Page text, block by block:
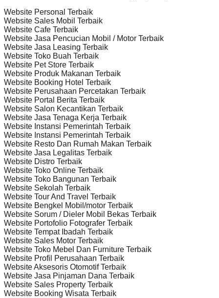
Website Personal Terbaik
Website Sales Mobil Terbaik
Website Cafe Terbaik
Website Jasa Pencucian Mobil / Motor Terbaik
Website Jasa Leasing Terbaik
Website Toko Buah Terbaik
Website Pet Store Terbaik
Website Produk Makanan Terbaik
Website Booking Hotel Terbaik
Website Perusahaan Percetakan Terbaik
Website Portal Berita Terbaik
Website Salon Kecantikan Terbaik
Website Jasa Tenaga Kerja Terbaik
Website Instansi Pemerintah Terbaik
Website Instansi Pemerintah Terbaik
Website Resto Dan Rumah Makan Terbaik
Website Jasa Legalitas Terbaik
Website Distro Terbaik
Website Toko Online Terbaik
Website Toko Bangunan Terbaik
Website Sekolah Terbaik
Website Tour And Travel Terbaik
Website Bengkel Mobil/motor Terbaik
Website Sorum / Dieler Mobil Bekas Terbaik
Website Portofolio Fotografer Terbaik
Website Tempat Ibadah Terbaik
Website Sales Motor Terbaik
Website Toko Mebel Dan Furniture Terbaik
Website Profil Perusahaan Terbaik
Website Aksesoris Otomotif Terbaik
Website Jasa Pinjaman Dana Terbaik
Website Sales Property Terbaik
Website Booking Wisata Terbaik